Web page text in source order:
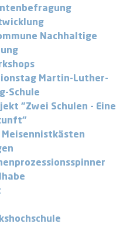
Nachhaltige
Martin-Luther-
Schule
"Zwei Schulen - Eine
Meisennistkästen